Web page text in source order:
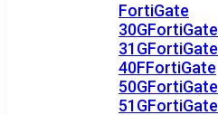
FortiGate
30GFortiGate
31GFortiGate
40FFortiGate
50GFortiGate
51GFortiGate